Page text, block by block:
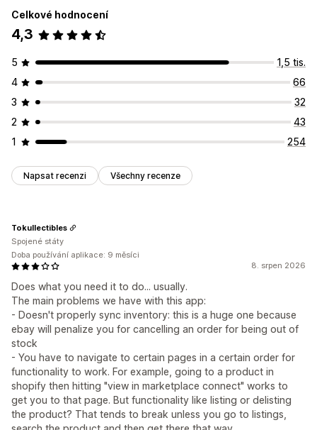
Celkové hodnocení
4,3
5
1,5 tis.
4
66
3
32
2
43
1
254
Napsat recenzi Všechny recenze
8. srpen 2026
Does what you need it to do... usually.
The main problems we have with this app:
- Doesn't properly sync inventory: this is a huge one because
ebay will penalize you for cancelling an order for being out of
stock
- You have to navigate to certain pages in a certain order for
functionality to work. For example, going to a product in
shopify then hitting "view in marketplace connect" works to
get you to that page. But functionality like listing or delisting
the product? That tends to break unless you go to listings,
Tokullectibles
Spojené státy
Doba používání aplikace: 9 měsíci